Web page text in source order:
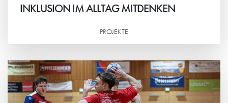
INKLUSION IM ALLTAG MITDENKEN
PROJEKTE